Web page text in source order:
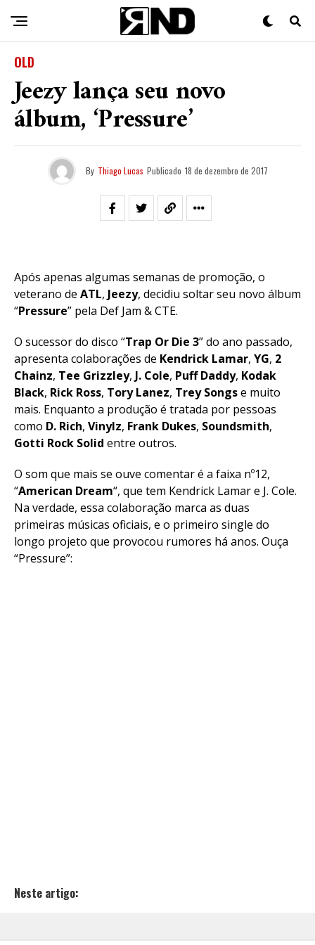
OLD
Jeezy lança seu novo
álbum, ‘Pressure’
By Thiago Lucas Publicado 18 de dezembro de 2017
Após apenas algumas semanas de promoção, o
veterano de ATL, Jeezy, decidiu soltar seu novo álbum
“Pressure” pela Def Jam & CTE.
O sucessor do disco “Trap Or Die 3” do ano passado,
apresenta colaborações de Kendrick Lamar, YG, 2
Chainz, Tee Grizzley, J. Cole, Puff Daddy, Kodak
Black, Rick Ross, Tory Lanez, Trey Songse muito
mais. Enquanto a produção é tratada por pessoas
como D. Rich, Vinylz, Frank Dukes, Soundsmith,
Gotti Rock Solid entre outros.
O som que mais se ouve comentar é a faixa nº12,
“American Dream“, que tem Kendrick Lamar e J. Cole.
Na verdade, essa colaboração marca as duas
primeiras músicas oficiais, e o primeiro single do
longo projeto que provocou rumores há anos. Ouça
“Pressure”:
Neste artigo: